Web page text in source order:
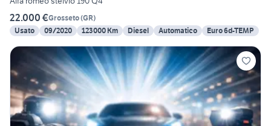
22.000 €Grosseto(GR)
Usato
09/2020 123000 Km Diesel Automatico Euro 6d-TEMP